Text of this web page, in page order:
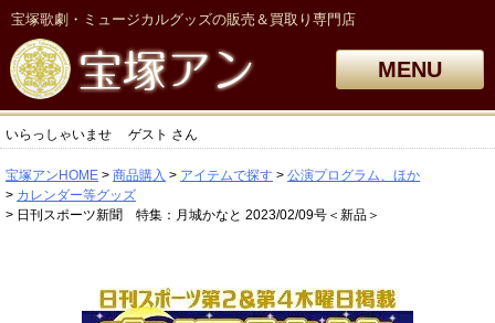
宝塚歌劇・ミュージカルグッズの販売＆買取り専門店
MENU
いらっしゃいませ ゲスト さん
宝塚アンHOME 商品購入 アイテムで探す
公演プログラム、ほか
カレンダー等グッズ
日刊スポーツ新聞 特集：月城かなと 2023/02/09号＜新品＞